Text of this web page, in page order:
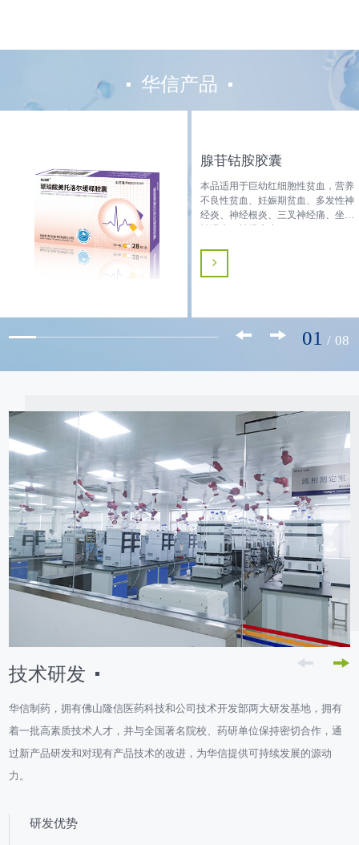
华信产品
腺苷钴胺胶囊
本品适用于巨幼红细胞性贫血，营养
不良性贫血、妊娠期贫血、多发性神
经炎、神经根炎、三叉神经痛、坐骨
01 / 08
技术研发
华信制药，拥有佛山隆信医药科技和公司技术开发部两大研发基地，拥有
着一批高素质技术人才，并与全国著名院校、药研单位保持密切合作，通
过新产品研发和对现有产品技术的改进，为华信提供可持续发展的源动
力。
研发优势